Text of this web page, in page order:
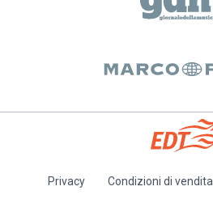
Privacy Condizioni di vendita